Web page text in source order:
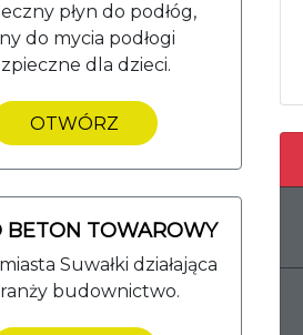
płyn do podłóg,
do mycia podłogi
dla dzieci.
OTWÓRZ
BETON TOWAROWY
Suwałki działająca
budownictwo.